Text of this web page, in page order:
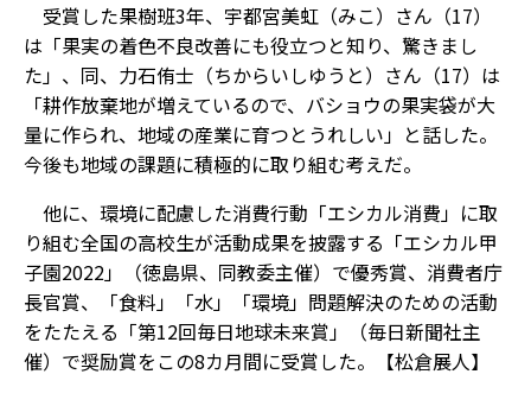
受賞した果樹班3年、宇都宮美虹（みこ）さん（17）
は「果実の着色不良改善にも役立つと知り、驚きまし
た」、同、力石侑士（ちからいしゆうと）さん（17）は
「耕作放棄地が増えているので、バショウの果実袋が大
量に作られ、地域の産業に育つとうれしい」と話した。
今後も地域の課題に積極的に取り組む考えだ。
他に、環境に配慮した消費行動「エシカル消費」に取
り組む全国の高校生が活動成果を披露する「エシカル甲
子園2022」（徳島県、同教委主催）で優秀賞、消費者庁
長官賞、「食料」「水」「環境」問題解決のための活動
をたたえる「第12回毎日地球未来賞」（毎日新聞社主
催）で奨励賞をこの8カ月間に受賞した。【松倉展人】